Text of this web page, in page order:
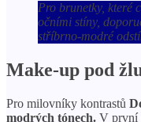
Pro brunetky, které
očními stíny,
stříbrno-modré
Make-up pod
Pro milovníky kontrastů
modrých tónech. V první